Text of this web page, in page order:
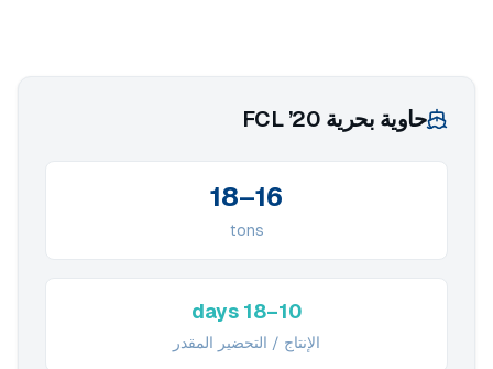
حاوية بحرية 20’ FCL
16–18
tons
10–18 days
الإنتاج / التحضير المقدر